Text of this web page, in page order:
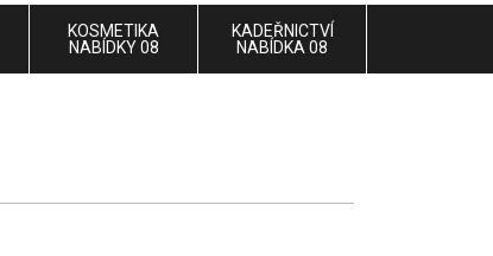
KOSMETIKA
NABÍDKY 08
KADEŘNICTVÍ
NABÍDKA 08